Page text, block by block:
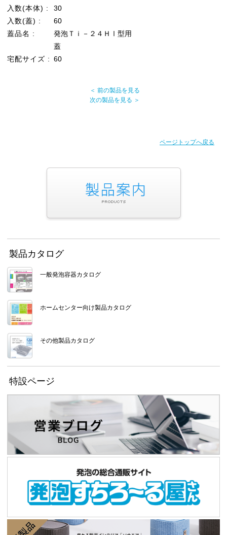
入数(本体) :
30
入数(蓋) :
60
蓋品名 :
発泡Ｔｉ－２４ＨⅠ型用
蓋
宅配サイズ : 60
＜ 前の製品を見る
次の製品を見る ＞
ページトップへ戻る
製品カタログ
一般発泡容器カタログ
ホームセンター向け製品カタログ
その他製品カタログ
特設ページ